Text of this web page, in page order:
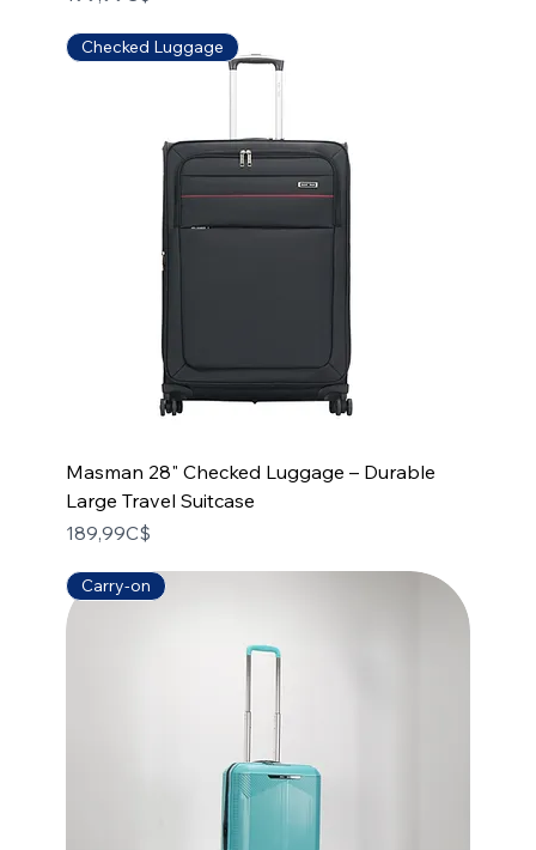
Checked Luggage
Masman 28" Checked Luggage – Durable
Large Travel Suitcase
Price
189,99C$
Carry-on